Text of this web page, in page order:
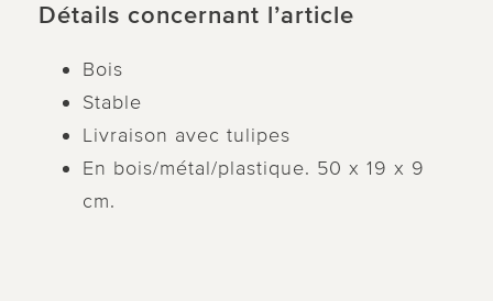
Détails concernant l’article
Bois
Stable
Livraison avec tulipes
En bois/métal/plastique. 50 x 19 x 9
cm.